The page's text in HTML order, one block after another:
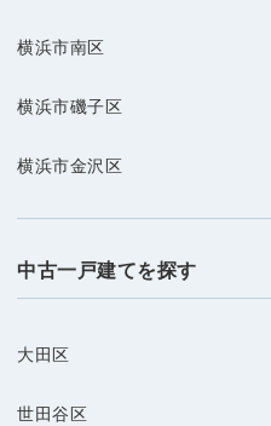
横浜市南区
横浜市磯子区
横浜市金沢区
中古一戸建てを探す
大田区
世田谷区